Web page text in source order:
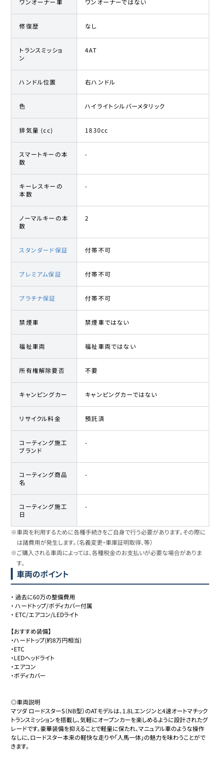
修復歴 なし
トランスミッショ
ン
4AT
ハンドル位置 右ハンドル
色 ハイライトシルバーメタリック
排気量 (cc) 1830cc
スマートキーの本
数
-
キーレスキーの
本数
-
ノーマルキーの本
数
2
スタンダード保証 付帯不可
プレミアム保証 付帯不可
プラチナ保証 付帯不可
禁煙車 禁煙車ではない
福祉車両 福祉車両ではない
所有権解除要否 不要
キャンピングカー キャンピングカーではない
リサイクル料金 預託済
コーティング施工
ブランド
-
コーティング商品
名
-
コーティング施工
日
-
※車両を利用するために各種手続きをご自身で行う必要があります。その際に
は諸費用が発生します。（名義変更・車庫証明取得、等）
※ご購入される車両によっては、各種税金のお支払いが必要な場合がありま
す。
車両のポイント
・過去に60万の整備費用
・ハードトップ/ボディカバー付属
・ ETC/エアコン/LEDライト
【おすすめ装備】
・ハードトップ(約8万円相当)
・ETC
・LEDヘッドライト
・エアコン
・ボディカバー
◎車両説明
マツダ ロードスターS（NB型）のATモデルは、1.8Lエンジンと4速オートマチック
トランスミッションを搭載し、気軽にオープンカーを楽しめるように設計されたグ
レードです。豪華装備を抑えることで軽量に保たれ、マニュアル車のような操作
なしに、ロードスター本来の軽快な走りや「人馬一体」の魅力を味わうことがで
きます。